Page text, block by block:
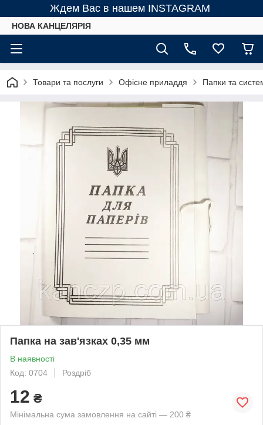
Ждем Вас в нашем INSTAGRAM
НОВА КАНЦЕЛЯРІЯ
Товари та послуги Офісне приладдя Папки та
Папка на зав'язках 0,35 мм
В наявності
Код: 0704
Роздріб
12 ₴
Мінімальна сума замовлення на сайті — 200 ₴